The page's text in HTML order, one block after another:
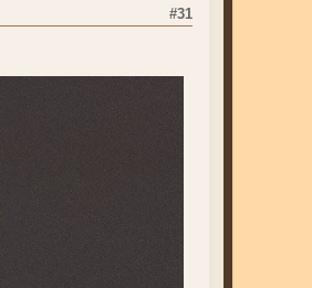
#31